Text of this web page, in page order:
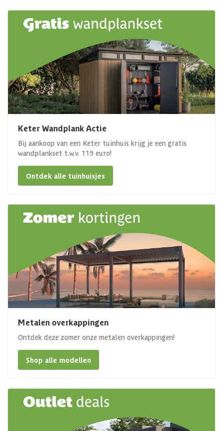
Keter Wandplank Actie
Bij aankoop van een Keter tuinhuis krijg je een gratis
wandplankset t.w.v. 119 euro!
Ontdek alle tuinhuisjes
Metalen overkappingen
Ontdek deze zomer onze metalen overkappingen!
Shop alle modellen